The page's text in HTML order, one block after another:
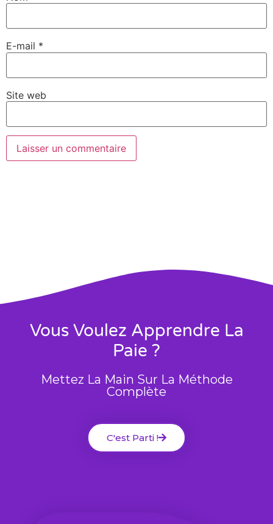
E-mail *
Site web
Vous Voulez Apprendre La
Paie ?
Mettez La Main Sur La Méthode
Complète
C'est Parti !